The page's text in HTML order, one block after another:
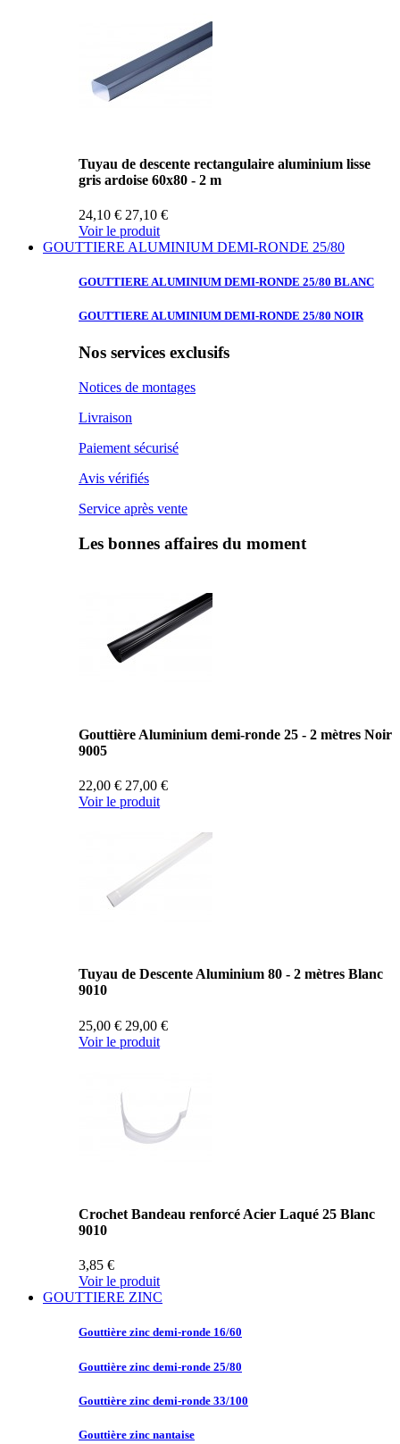
Tuyau de descente rectangulaire aluminium lisse
gris ardoise 60x80 - 2 m
24,10 € 27,10 €
Voir le produit
GOUTTIERE ALUMINIUM DEMI-RONDE 25/80
GOUTTIERE ALUMINIUM DEMI-RONDE 25/80 BLANC
GOUTTIERE ALUMINIUM DEMI-RONDE 25/80 NOIR
Nos services exclusifs
Notices de montages
Livraison
Paiement sécurisé
Avis vérifiés
Service après vente
Les bonnes affaires du moment
Gouttière Aluminium demi-ronde 25 - 2 mètres Noir
9005
22,00 € 27,00 €
Voir le produit
Tuyau de Descente Aluminium 80 - 2 mètres Blanc
9010
25,00 € 29,00 €
Voir le produit
Crochet Bandeau renforcé Acier Laqué 25 Blanc
9010
3,85 €
Voir le produit
GOUTTIERE ZINC
Gouttière zinc demi-ronde 16/60
Gouttière zinc demi-ronde 25/80
Gouttière zinc demi-ronde 33/100
Gouttière zinc nantaise